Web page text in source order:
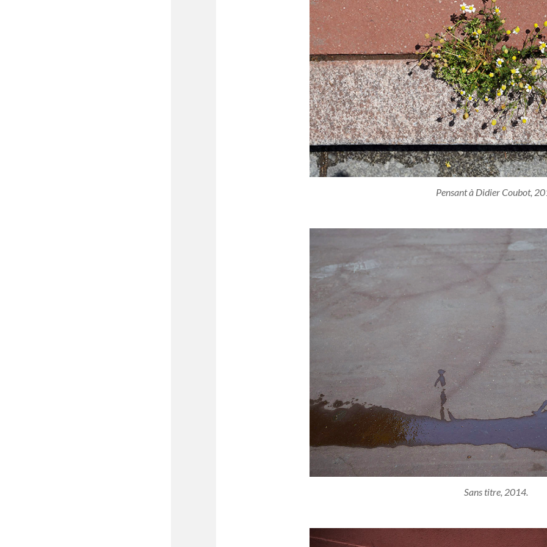
Pensant à Didier Coubot,
Sans titre, 2014.